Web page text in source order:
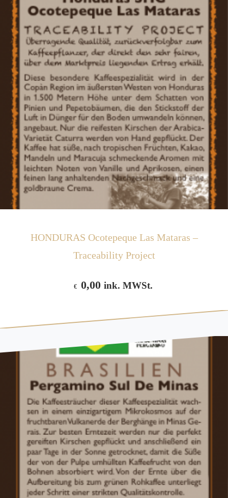
HONDURAS Ocotepeque Las Mataras –
Traceability Project
€ 0,00 ink. MWSt.